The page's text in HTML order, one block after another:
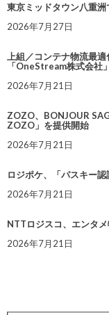
東京ミッドタウン八重
2026年7月27日
上組／コンテナ物流最
「OneStream株式会社
2026年7月21日
ZOZO、BONJOUR
ZOZO」を提供開始
2026年7月21日
ロジポケ、「パスキー
2026年7月21日
NTTロジスコ、エンタ
2026年7月21日